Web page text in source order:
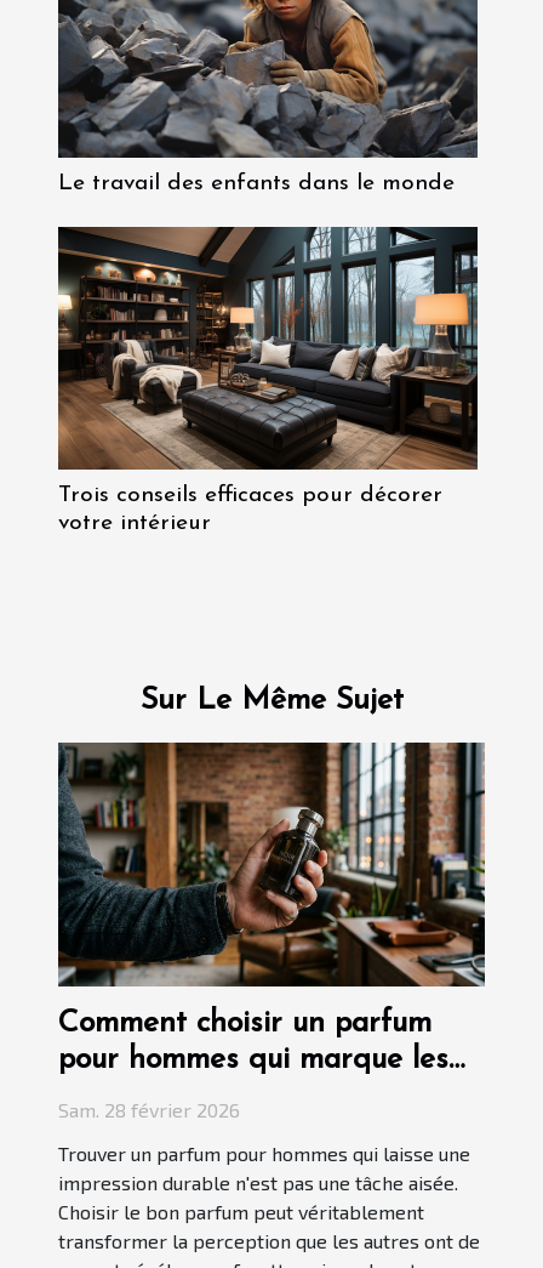
Le travail des enfants dans le monde
Trois conseils efficaces pour décorer
votre intérieur
Sur Le Même Sujet
Comment choisir un parfum
pour hommes qui marque les
esprits ?
Sam. 28 février 2026
Trouver un parfum pour hommes qui laisse une
impression durable n'est pas une tâche aisée.
Choisir le bon parfum peut véritablement
transformer la perception que les autres ont de